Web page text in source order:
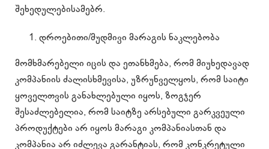
შეხედულებისამებრ.
დროებითი/მუდმივი მარაგის ნაკლებობა
მომხმარებელი იცის და ეთანხმება, რომ მიუხედავად
კომპანიის ძალისხმევისა, უზრუნველყოს, რომ საიტი
ყოველთვის განახლებული იყოს, ზოგჯერ
შესაძლებელია, რომ საიტზე არსებული გარკვეული
პროდუქტები არ იყოს მარაგი კომპანიასთან და
კომპანია არ იძლევა გარანტიას, რომ კონკრეტული